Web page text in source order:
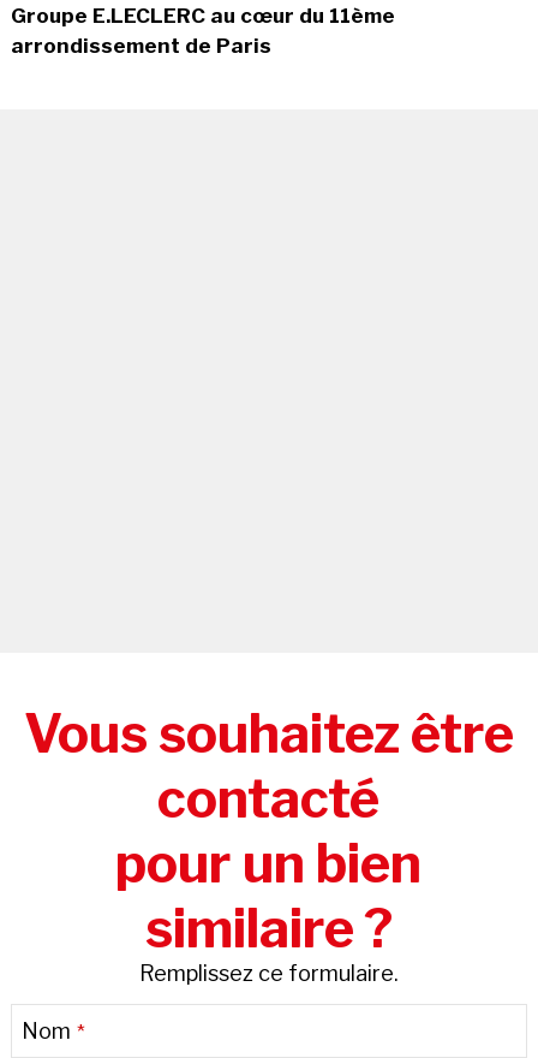
Groupe E.LECLERC au cœur du 11ème
arrondissement de Paris
Vous souhaitez être
contacté
pour un bien
similaire ?
Remplissez ce formulaire.
Nom *